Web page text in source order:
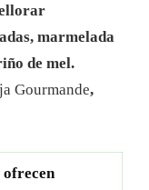
marmelada
de mel.
Gourmande,
ofrecen